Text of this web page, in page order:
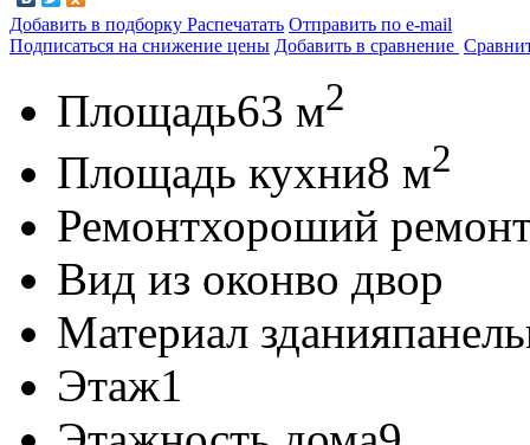
Добавить в подборку Распечатать Отправить по e-mail
Подписаться на снижение цены Добавить в сравнение
Площадь63 м2
Площадь кухни8 м2
Ремонтхороший
Вид из оконво двор
Материал здания
Этаж1